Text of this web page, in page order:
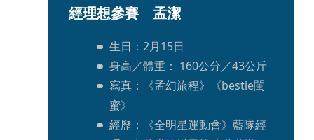
經理想參賽　孟潔
生日：2月15日
身高／體重： 160公分／43公斤
寫真：《孟幻旅程》《bestie閨
蜜》
經歷：《全明星運動會》藍隊經